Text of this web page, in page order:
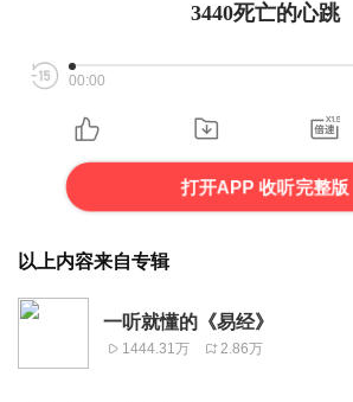
3440死亡的心跳
00:00
打开APP 收听完整版
以上内容来自专辑
一听就懂的《易经》
1444.31万 2.86万